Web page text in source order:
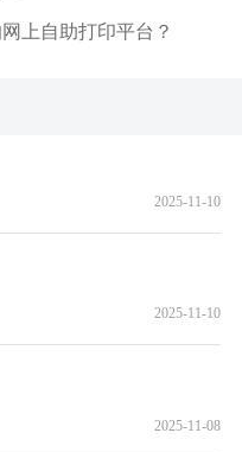
上自助打印平台？
2025-11-10
2025-11-10
2025-11-08